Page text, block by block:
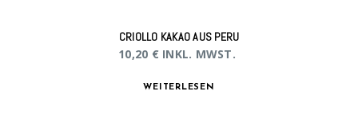
CRIOLLO KAKAO AUS PERU
10,20 € INKL. MWST.
WEITERLESEN